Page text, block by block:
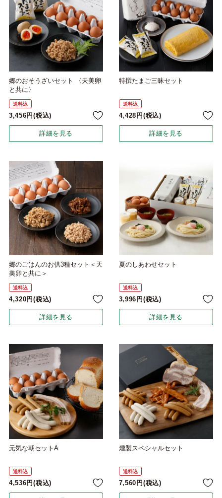
郷のおそうざいセット 〈天美卵
と共に〉
送料込
3,456 税込
詳細を見る
特撰たまご三昧セット
送料込
4,428 税込
詳細を見る
郷のごはんのお供3種セット＜天
美卵と共に＞
送料込
4,320 税込
詳細を見る
夏のしあわせセット
送料込
3,996 税込
詳細を見る
元気な朝セットA
送料込
4,536 税込
燻製スペシャルセット
送料込
7,560 税込